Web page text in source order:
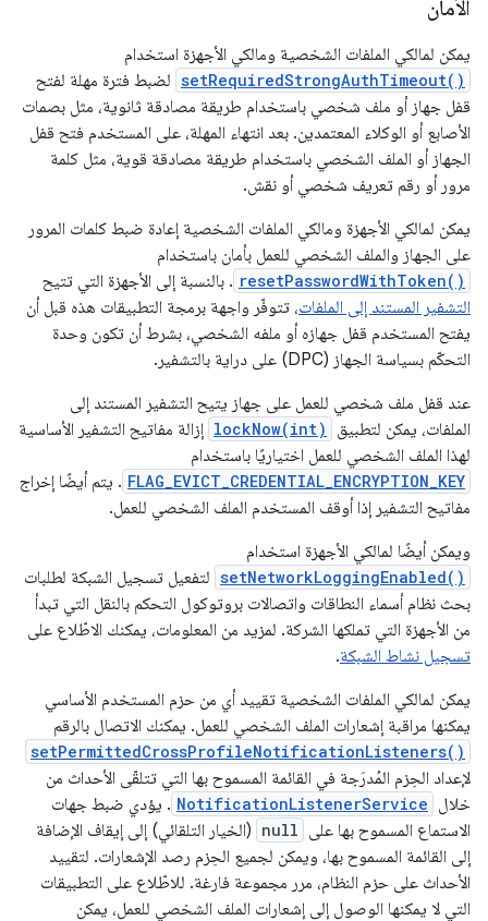
الأمان
يمكن لمالكي الملفات الشخصية ومالكي الأجهزة استخدام
setRequiredStrongAuthTimeout() لضبط فترة مهلة لفتح
قفل جهاز أو ملف شخصي باستخدام طريقة مصادقة ثانوية، مثل بصمات
الأصابع أو الوكلاء المعتمدين. بعد انتهاء المهلة، على المستخدم فتح قفل
الجهاز أو الملف الشخصي باستخدام طريقة مصادقة قوية، مثل كلمة
مرور أو رقم تعريف شخصي أو نقش.
يمكن لمالكي الأجهزة ومالكي الملفات الشخصية إعادة ضبط كلمات المرور
على الجهاز والملف الشخصي للعمل بأمان باستخدام
resetPasswordWithToken() . بالنسبة إلى الأجهزة التي تتيح
التشفير المستند إلى الملفات، تتوفّر واجهة برمجة التطبيقات هذه قبل أن
يفتح المستخدم قفل جهازه أو ملفه الشخصي، بشرط أن تكون وحدة
التحكّم بسياسة الجهاز (DPC) على دراية بالتشفير.
عند قفل ملف شخصي للعمل على جهاز يتيح التشفير المستند إلى
الملفات، يمكن لتطبيق
lockNow(int) إزالة مفاتيح التشفير الأساسية
لهذا الملف الشخصي للعمل اختياريًا باستخدام
FLAG_EVICT_CREDENTIAL_ENCRYPTION_KEY . يتم أيضًا إخراج
مفاتيح التشفير إذا أوقف المستخدم الملف الشخصي للعمل.
ويمكن أيضًا لمالكي الأجهزة استخدام
setNetworkLoggingEnabled() لتفعيل تسجيل الشبكة لطلبات
بحث نظام أسماء النطاقات واتصالات بروتوكول التحكم بالنقل التي تبدأ
من الأجهزة التي تملكها الشركة. لمزيد من المعلومات، يمكنك الاطّلاع على
تسجيل نشاط الشبكة.
يمكن لمالكي الملفات الشخصية تقييد أي من حزم المستخدم الأساسي
يمكنها مراقبة إشعارات الملف الشخصي للعمل. يمكنك الاتصال بالرقم
setPermittedCrossProfileNotificationListeners()
لإعداد الحِزم المُدرَجة في القائمة المسموح بها التي تتلقّى الأحداث من
خلال NotificationListenerService . يؤدي ضبط جهات
الاستماع المسموح بها على null (الخيار التلقائي) إلى إيقاف الإضافة
إلى القائمة المسموح بها، ويمكن لجميع الحِزم رصد الإشعارات. لتقييد
الأحداث على حزم النظام، مرر مجموعة فارغة. للاطّلاع على التطبيقات
التي لا يمكنها الوصول إلى إشعارات الملف الشخصي للعمل، يمكن